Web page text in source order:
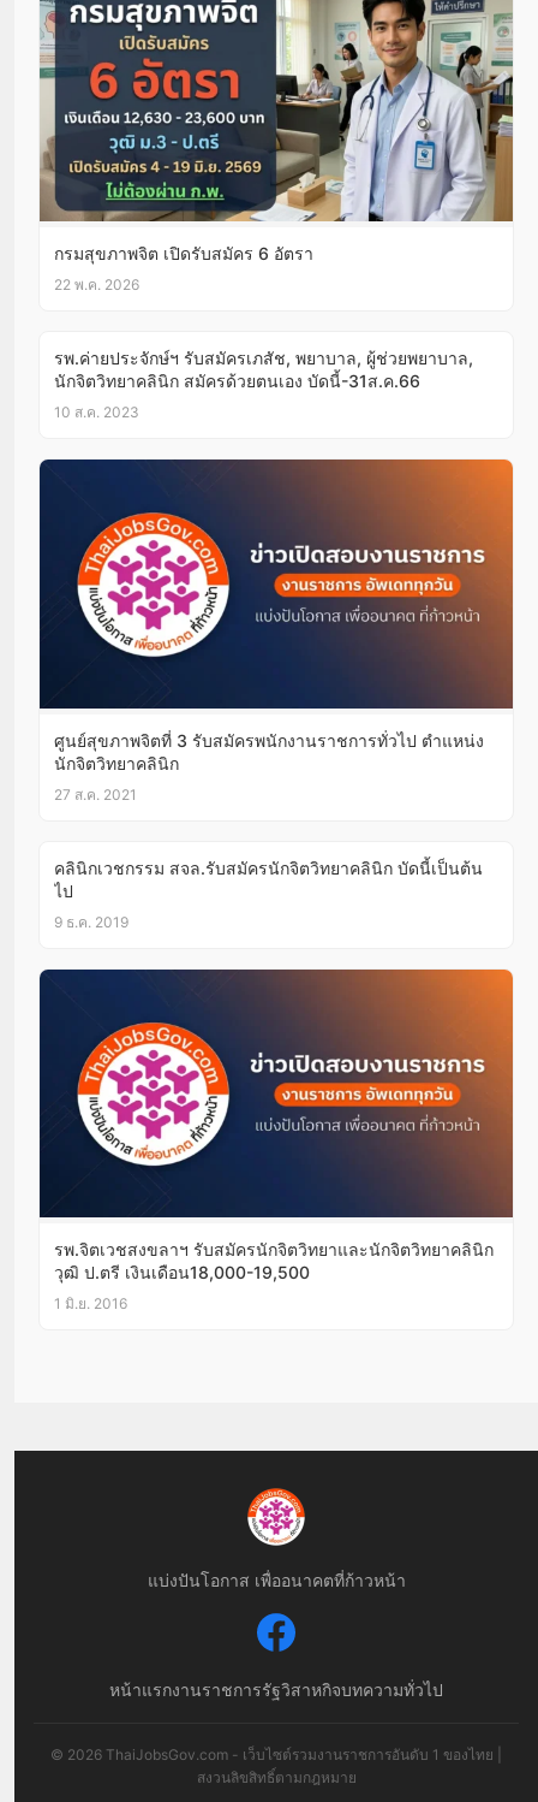
กรมสุขภาพจิต เปิดรับสมัคร 6 อัตรา
22 พ.ค. 2026
รพ.ค่ายประจักษ์ฯ รับสมัครเภสัช, พยาบาล, ผู้ช่วยพยาบาล,
นักจิตวิทยาคลินิก สมัครด้วยตนเอง บัดนี้-31ส.ค.66
10 ส.ค. 2023
ศูนย์สุขภาพจิตที่ 3 รับสมัครพนักงานราชการทั่วไป ตำแหน่ง
นักจิตวิทยาคลินิก
27 ส.ค. 2021
คลินิกเวชกรรม สจล.รับสมัครนักจิตวิทยาคลินิก บัดนี้เป็นต้น
ไป
9 ธ.ค. 2019
รพ.จิตเวชสงขลาฯ รับสมัครนักจิตวิทยาและนักจิตวิทยาคลินิก
วุฒิ ป.ตรี เงินเดือน18,000-19,500
1 มิ.ย. 2016
แบ่งปันโอกาส เพื่ออนาคตที่ก้าวหน้า
หน้าแรกงานราชการรัฐวิสาหกิจบทความทั่วไป
© 2026 ThaiJobsGov.com - เว็บไซต์รวมงานราชการอันดับ 1 ของไทย |
สงวนลิขสิทธิ์ตามกฎหมาย